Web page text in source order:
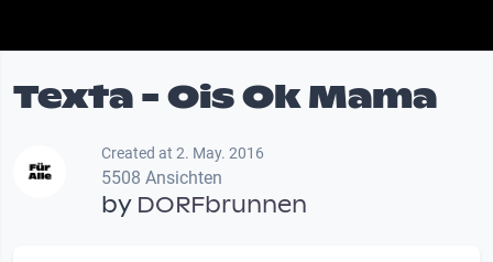
Texta - Ois Ok Mama
Created at 2. May. 2016
5508 Ansichten
by DORFbrunnen